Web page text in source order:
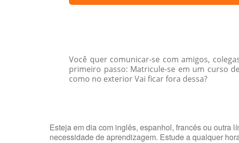
Você quer comunicar-se com amigos,
primeiro passo: Matricule-se em um curso
como no exterior Vai ficar fora dessa?
Esteja em dia com inglês, espanhol, francês ou outra
necessidade de aprendizagem. Estude a qualquer